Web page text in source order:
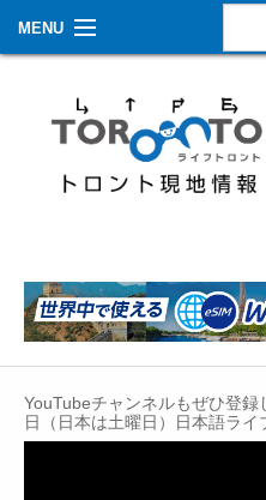
MENU
生活情報
その他
イベントカレンダー
Contact
YouTubeチャンネルもぜひ登
日（日本は土曜日）日本語ライ